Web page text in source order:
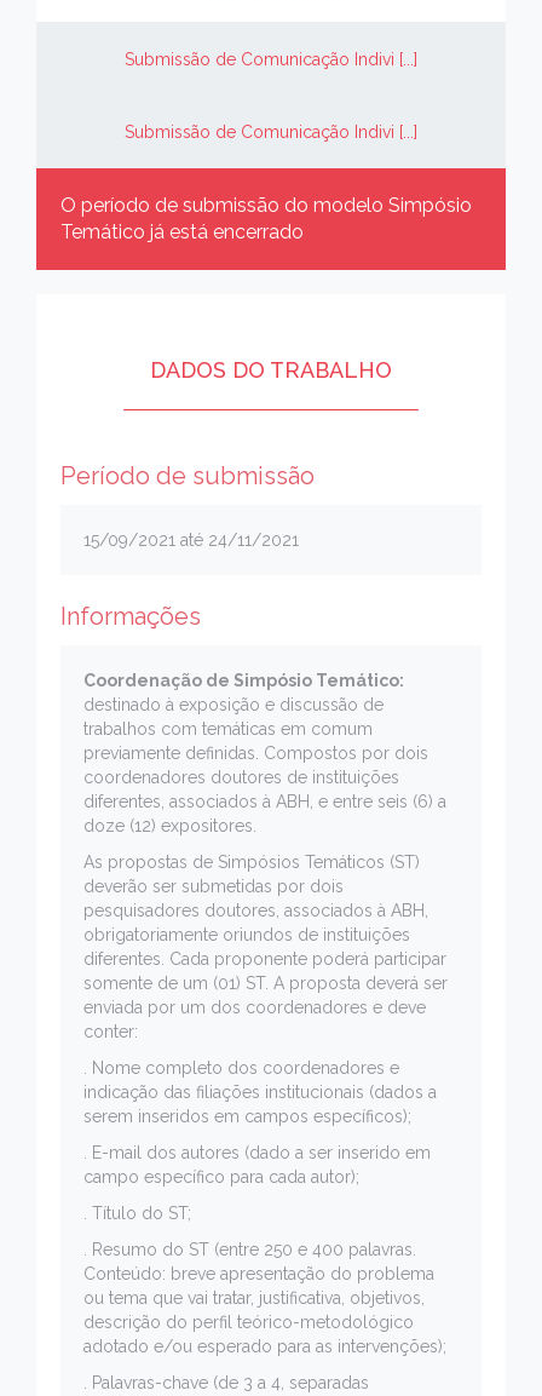
Submissão de Comunicação Indivi [...]
Submissão de Comunicação Indivi [...]
O período de submissão do modelo Simpósio
Temático já está encerrado
DADOS DO TRABALHO
Período de submissão
15/09/2021 até 24/11/2021
Informações
Coordenação de Simpósio Temático:
destinado à exposição e discussão de
trabalhos com temáticas em comum
previamente definidas. Compostos por dois
coordenadores doutores de instituições
diferentes, associados à ABH, e entre seis (6) a
doze (12) expositores.
As propostas de Simpósios Temáticos (ST)
deverão ser submetidas por dois
pesquisadores doutores, associados à ABH,
obrigatoriamente oriundos de instituições
diferentes. Cada proponente poderá participar
somente de um (01) ST. A proposta deverá ser
enviada por um dos coordenadores e deve
conter:
. Nome completo dos coordenadores e
indicação das filiações institucionais (dados a
serem inseridos em campos específicos);
. E-mail dos autores (dado a ser inserido em
campo específico para cada autor);
. Título do ST;
. Resumo do ST (entre 250 e 400 palavras.
Conteúdo: breve apresentação do problema
ou tema que vai tratar, justificativa, objetivos,
descrição do perfil teórico-metodológico
adotado e/ou esperado para as intervenções);
. Palavras-chave (de 3 a 4, separadas